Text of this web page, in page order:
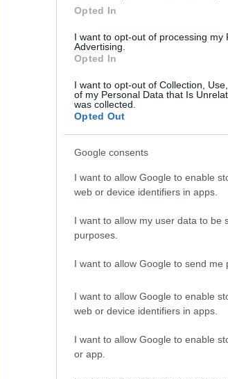
Opted In
I want to opt-out of processing my
Advertising.
Opted In
I want to opt-out of Collection,
of my Personal Data that Is
was collected.
Opted Out
Google consents
I want to allow Google to enable
web or device identifiers in apps.
I want to allow my user data to be
purposes.
I want to allow Google to send me
I want to allow Google to enable
web or device identifiers in apps.
I want to allow Google to enable
or app.